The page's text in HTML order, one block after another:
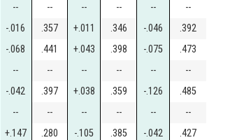
-- -- -- -- -- --
-.016 .357 +.011 .346 -.046 .392
-.068 .441 +.043 .398 -.075 .473
-- -- -- -- -- --
-.042 .397 +.038 .359 -.126 .485
-- -- -- -- -- --
+.147 .280 -.105 .385 -.042 .427